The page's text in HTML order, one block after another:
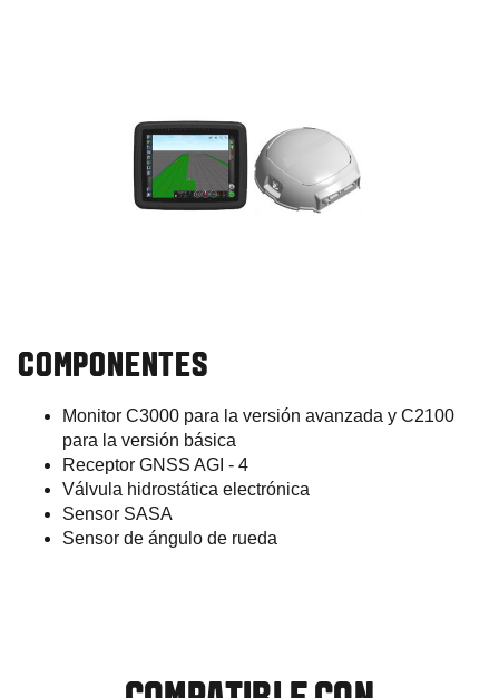
COMPONENTES
Monitor C3000 para la versión avanzada y C2100
para la versión básica
Receptor GNSS AGI - 4
Válvula hidrostática electrónica
Sensor SASA
Sensor de ángulo de rueda